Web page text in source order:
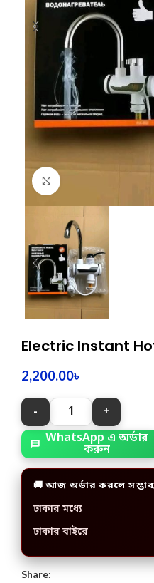
Electric Instant
2,200.00৳
WhatsApp এ অর্ডার
করুন
🚚 আজ অর্ডার করলে
ঢাকার মধ্যে
ঢাকার বাইরে
Share: